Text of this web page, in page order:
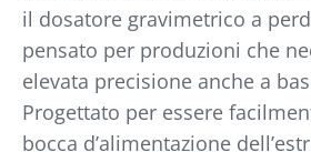
il dosatore gravimetrico a
pensato per produzioni che
elevata precisione anche a
Progettato per essere
bocca d’alimentazione